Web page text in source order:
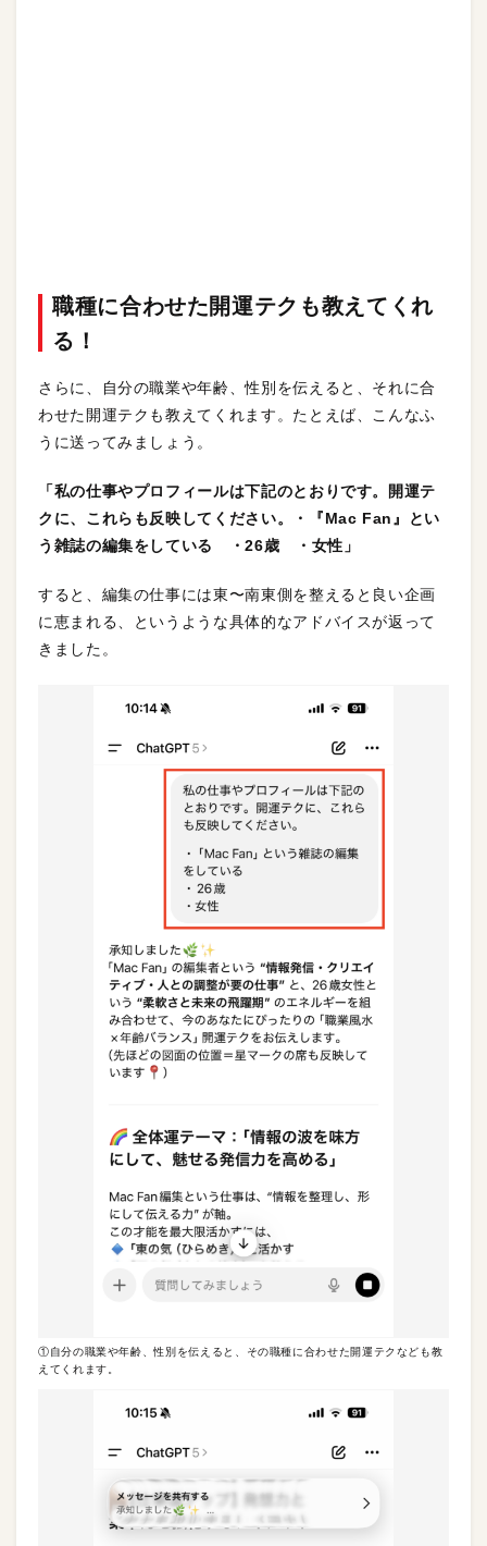
職種に合わせた開運テクも教えてくれ
る！
さらに、自分の職業や年齢、性別を伝えると、それに合
わせた開運テクも教えてくれます。たとえば、こんなふ
うに送ってみましょう。
「私の仕事やプロフィールは下記のとおりです。開運テ
クに、これらも反映してください。・『Mac Fan』とい
う雑誌の編集をしている ・26歳 ・女性」
すると、編集の仕事には東〜南東側を整えると良い企画
に恵まれる、というような具体的なアドバイスが返って
きました。
①自分の職業や年齢、性別を伝えると、その職種に合わせた開運テクなども教
えてくれます。